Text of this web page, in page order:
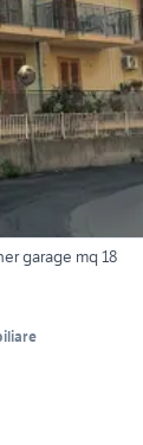
garage mq 18